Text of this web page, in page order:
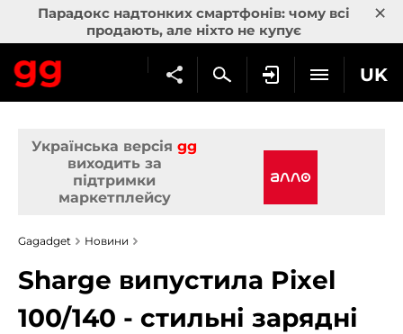
Парадокс надтонких смартфонів: чому всі
продають, але ніхто не купує
×
UK
Українська версія gg
виходить за
підтримки
маркетплейсу
Gagadget Новини
Sharge випустила Pixel
100/140 - стильні зарядні